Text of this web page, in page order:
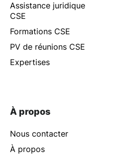
Assistance juridique
CSE
Formations CSE
PV de réunions CSE
Expertises
À propos
Nous contacter
À propos